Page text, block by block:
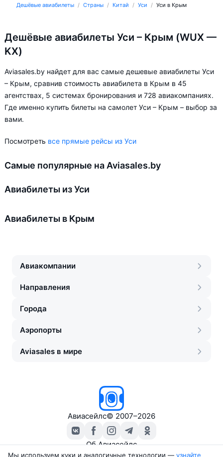
Дешёвые авиабилеты Страны Китай Уси Уси в Крым
Дешёвые авиабилеты Уси – Крым (WUX —
KX)
Aviasales.by найдет для вас самые дешевые авиабилеты Уси
– Крым, сравнив стоимость авиабилета в Крым в 45
агентствах, 5 системах бронирования и 728 авиакомпаниях.
Где именно купить билеты на самолет Уси – Крым – выбор за
вами.
Посмотреть все прямые рейсы из Уси
Самые популярные на Aviasales.by
Авиабилеты из Уси
Авиабилеты в Крым
Авиакомпании
Направления
Города
Аэропорты
Aviasales в мире
Авиасейлс© 2007–2026
Об Авиасейлс
Пресс‑центр
Мы используем куки и аналогичные технологии — узнайте